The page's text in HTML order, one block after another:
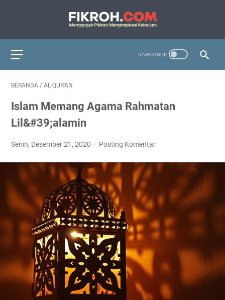
BERANDA / AL-QUR'AN
Islam Memang Agama Rahmatan
Lil&#39;alamin
Senin, Desember 21, 2020 Posting Komentar